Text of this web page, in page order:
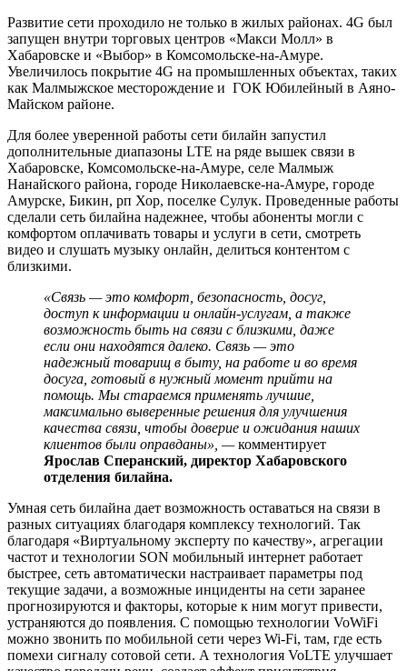
Развитие сети проходило не только в жилых районах. 4G был
запущен внутри торговых центров «Макси Молл» в
Хабаровске и «Выбор» в Комсомольске-на-Амуре.
Увеличилось покрытие 4G на промышленных объектах, таких
как Малмыжское месторождение и ГОК Юбилейный в Аяно-
Майском районе.
Для более уверенной работы сети билайн запустил
дополнительные диапазоны LTE на ряде вышек связи в
Хабаровске, Комсомольске-на-Амуре, селе Малмыж
Нанайского района, городе Николаевске-на-Амуре, городе
Амурске, Бикин, рп Хор, поселке Сулук. Проведенные работы
сделали сеть билайна надежнее, чтобы абоненты могли с
комфортом оплачивать товары и услуги в сети, смотреть
видео и слушать музыку онлайн, делиться контентом с
близкими.
«Связь — это комфорт, безопасность, досуг,
доступ к информации и онлайн-услугам, а также
возможность быть на связи с близкими, даже
если они находятся далеко. Связь — это
надежный товарищ в быту, на работе и во время
досуга, готовый в нужный момент прийти на
помощь. Мы стараемся применять лучшие,
максимально выверенные решения для улучшения
качества связи, чтобы доверие и ожидания наших
клиентов были оправданы» —комментирует
Ярослав Сперанский, директор Хабаровского
отделения билайна.
Умная сеть билайна дает возможность оставаться на связи в
разных ситуациях благодаря комплексу технологий. Так
благодаря «Виртуальному эксперту по качеству», агрегации
частот и технологии SON мобильный интернет работает
быстрее, сеть автоматически настраивает параметры под
текущие задачи, а возможные инциденты на сети заранее
прогнозируются и факторы, которые к ним могут привести,
устраняются до появления. С помощью технологии VoWiFi
можно звонить по мобильной сети через Wi-Fi, там, где есть
помехи сигналу сотовой сети. А технология VoLTE улучшает